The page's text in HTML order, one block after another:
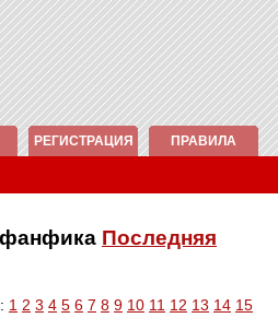
РЕГИСТРАЦИЯ ПРАВИЛА
Последняя
1 2 3 4 5 6 7 8 9 10 11 12 13 14 15